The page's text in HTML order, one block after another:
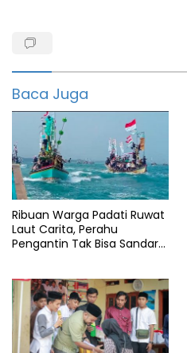
gagap
Berita
featured
Info
jakarta
Rumah
yatim
Salam
bonjer
Yatim
Yayasan
Baca Juga
Ribuan Warga Padati Ruwat
Laut Carita, Perahu
Pengantin Tak Bisa Sandar